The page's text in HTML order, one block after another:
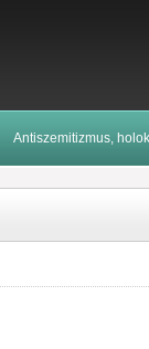
Antiszemitizmus,